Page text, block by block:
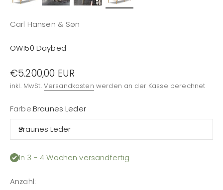
Carl Hansen & Søn
OW150 Daybed
Angebot
€5.200,00 EUR
inkl. MwSt. Versandkosten werden an der Kasse berechnet
Farbe:Braunes Leder
Braunes Leder
In 3 - 4 Wochen versandfertig
Anzahl: